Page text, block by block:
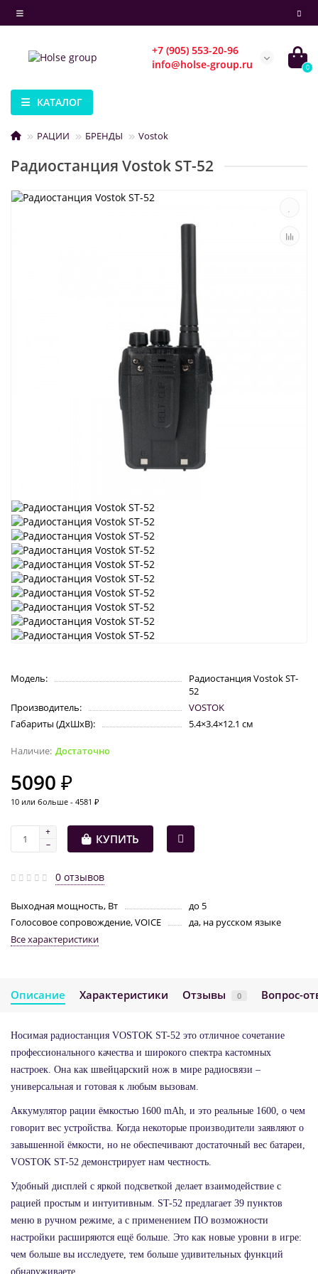
+7 (905) 553-20-96
info@holse-group.ru
0
КАТАЛОГ
РАЦИИ БРЕНДЫ Vostok
Радиостанция Vostok ST-52
Модель:
Радиостанция Vostok ST-
52
Производитель:
VOSTOK
Габариты (ДхШхВ):
5.4×3.4×12.1 см
Достаточно
5090 ₽
10 или больше - 4581 ₽
КУПИТЬ
0 отзывов
Выходная мощность, Вт
до 5
Голосовое сопровождение, VOICE
да, на русском языке
Все характеристики
Описание Характеристики Отзывы 0 Вопрос-
Носимая радиостанция VOSTOK ST-52 это отличное сочетание
профессионального качества и широкого спектра кастомных
настроек. Она как швейцарский нож в мире радиосвязи –
универсальная и готовая к любым вызовам.
Аккумулятор рации ёмкостью 1600 mAh, и это реальные 1600, о чем
говорит вес устройства. Когда некоторые производители заявляют о
завышенной ёмкости, но не обеспечивают достаточный вес батареи,
VOSTOK ST-52 демонстрирует нам честность.
Удобный дисплей с яркой подсветкой делает взаимодействие с
рацией простым и интуитивным. ST-52 предлагает 39 пунктов
меню в ручном режиме, а с применением ПО возможности
настройки расширяются ещё больше. Это как новые уровни в игре:
чем больше вы исследуете, тем больше удивительных функций
обнаруживаете.